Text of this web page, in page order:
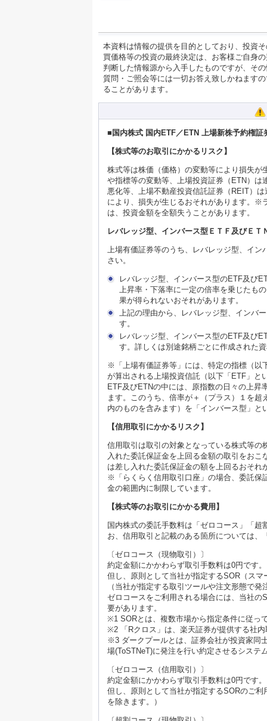
本資料は情報の提供を目的としており、投資
買価格等の投資の最終決定は、お客様ご自身
判断した情報源から入手したものですが、そ
質問・ご照会等には一切お答え致しかねます
ることがあります。
■国内株式 国内ETF／ETN 上場新株予約権証
【株式等のお取引にかかるリスク】
株式等は株価（価格）の変動等により損失
や指標等の変動等、上場投資証券（ETN）
悪化等、上場不動産投資信託証券（REIT）
により、損失が生じるおそれがあります。※
は、投資金額を全額失うことがあります。
レバレッジ型、インバース型ＥＴＦ及びＥＴ
上場有価証券等のうち、レバレッジ型、イ
さい。
レバレッジ型、インバース型のETF及び
上昇率・下落率に一定の倍率を乗じたも
果が得られないおそれがあります。
上記の理由から、レバレッジ型、インバ
す。
レバレッジ型、インバース型のETF及び
す。詳しくは別途銘柄ごとに作成された
※「上場有価証券等」には、特定の指標（以
が算出される上場投資信託（以下「ETF」と
ETF及びETNの中には、原指数の日々の上昇
ます。このうち、倍率が＋（プラス）１を
内のものを含みます）を「インバース型」と
【信用取引にかかるリスク】
信用取引は取引の対象となっている株式等
入れた委託保証金を上回る金額の取引をお
は差し入れた委託保証金の額を上回るおそれ
※「らくらく信用取引口座」の場合、委託保
金の範囲内に制限しています。
【株式等のお取引にかかる費用】
国内株式の委託手数料は「ゼロコース」「
お、信用取引と記載のある箇所については
〔ゼロコース（現物取引）〕
約定金額にかかわらず取引手数料は0円です。
但し、原則として当社が指定するSOR（ス
（当社が指定する取引ツールや注文形態で
ゼロコースをご利用される場合には、当社
要があります。
※1 SORとは、複数市場から指定条件に従っ
※2 「Rクロス」は、楽天証券が提供する社
※3 ダークプールとは、証券会社が投資家同
場(ToSTNeT)に発注を行い約定させるシステ
〔ゼロコース（信用取引）〕
約定金額にかかわらず取引手数料は0円です。
但し、原則として当社が指定するSORのご
を除きます。）